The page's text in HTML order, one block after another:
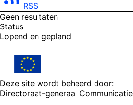
RSS
Geen resultaten
Status
Lopend en gepland
Deze site wordt beheerd door:
Directoraat-generaal Communicatie